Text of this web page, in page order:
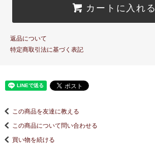
カートに入れる
返品について
特定商取引法に基づく表記
この商品を友達に教える
この商品について問い合わせる
買い物を続ける